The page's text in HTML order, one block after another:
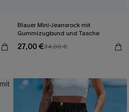
Blauer Mini-Jeansrock mit
Gummizugbund und Tasche
27,00 €34,00 €